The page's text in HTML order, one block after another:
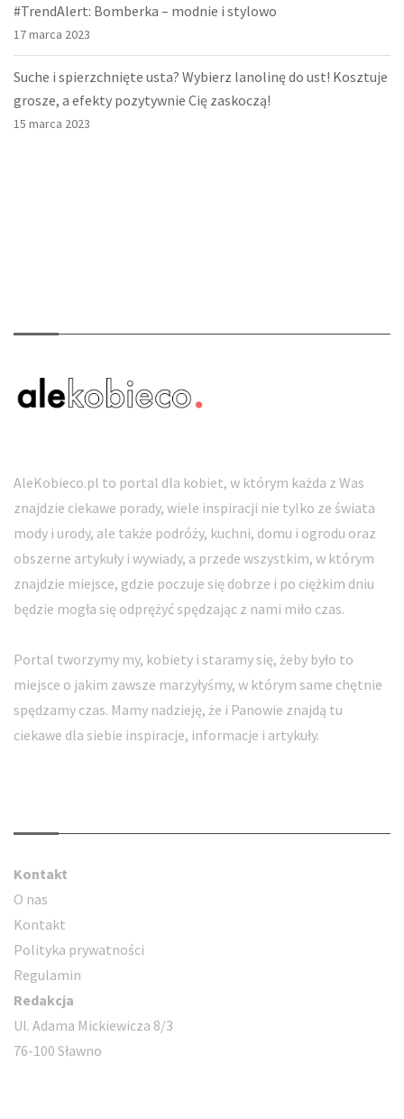
#TrendAlert: Bomberka – modnie i stylowo
17 marca 2023
Suche i spierzchnięte usta? Wybierz lanolinę do ust! Kosztuje
grosze, a efekty pozytywnie Cię zaskoczą!
15 marca 2023
AleKobieco.pl to portal dla kobiet, w którym każda z Was
znajdzie ciekawe porady, wiele inspiracji nie tylko ze świata
mody i urody, ale także podróży, kuchni, domu i ogrodu oraz
obszerne artykuły i wywiady, a przede wszystkim, w którym
znajdzie miejsce, gdzie poczuje się dobrze i po ciężkim dniu
będzie mogła się odprężyć spędzając z nami miło czas.
Portal tworzymy my, kobiety i staramy się, żeby było to
miejsce o jakim zawsze marzyłyśmy, w którym same chętnie
spędzamy czas. Mamy nadzieję, że i Panowie znajdą tu
ciekawe dla siebie inspiracje, informacje i artykuły.
Kontakt
O nas
Kontakt
Polityka prywatności
Regulamin
Redakcja
Ul. Adama Mickiewicza 8/3
76-100 Sławno